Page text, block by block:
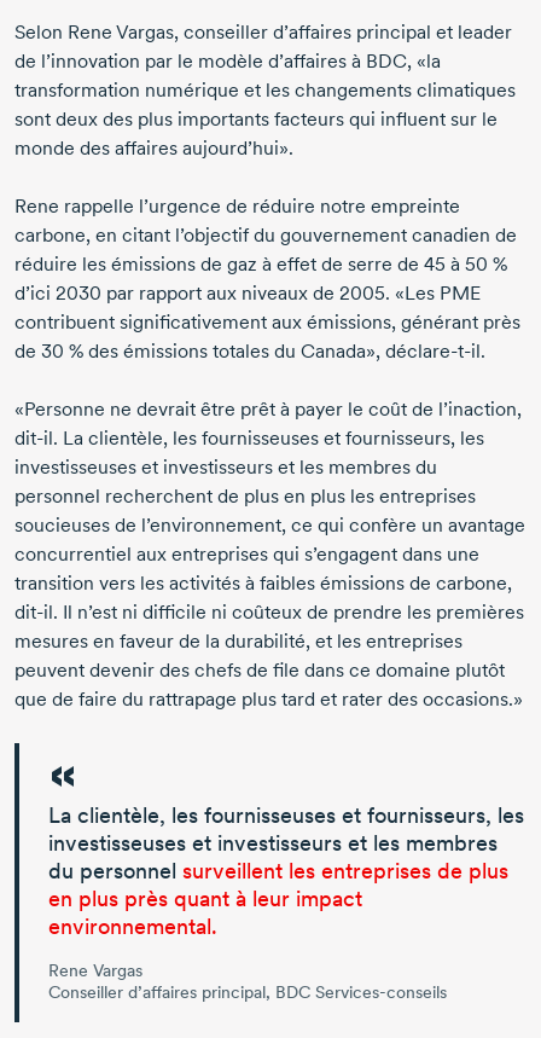
Selon Rene Vargas, conseiller d’affaires principal et leader
de l’innovation par le modèle d’affaires à BDC, «la
transformation numérique et les changements climatiques
sont deux des plus importants facteurs qui influent sur le
monde des affaires aujourd’hui».
Rene rappelle l’urgence de réduire notre empreinte
carbone, en citant l’objectif du gouvernement canadien de
réduire les émissions de gaz à effet de serre de 45 à 50 %
d’ici 2030 par rapport aux niveaux de 2005. «Les PME
contribuent significativement aux émissions, générant près
de 30 % des émissions totales du Canada», déclare-t-il.
«Personne ne devrait être prêt à payer le coût de l’inaction,
dit-il. La clientèle, les fournisseuses et fournisseurs, les
investisseuses et investisseurs et les membres du
personnel recherchent de plus en plus les entreprises
soucieuses de l’environnement, ce qui confère un avantage
concurrentiel aux entreprises qui s’engagent dans une
transition vers les activités à faibles émissions de carbone,
dit-il. Il n’est ni difficile ni coûteux de prendre les premières
mesures en faveur de la durabilité, et les entreprises
peuvent devenir des chefs de file dans ce domaine plutôt
que de faire du rattrapage plus tard et rater des occasions.»
La clientèle, les fournisseuses et fournisseurs, les
investisseuses et investisseurs et les membres
du personnel surveillent les entreprises de plus
en plus près quant à leur impact
environnemental.
Rene Vargas
Conseiller d’affaires principal, BDC Services-conseils